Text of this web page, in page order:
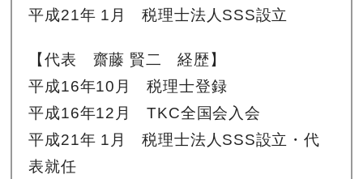
平成21年 1月 税理士法人SSS設立
【代表 齋藤 賢二 経歴】
平成16年10月 税理士登録
平成16年12月 TKC全国会入会
平成21年 1月 税理士法人SSS設立・代
表就任